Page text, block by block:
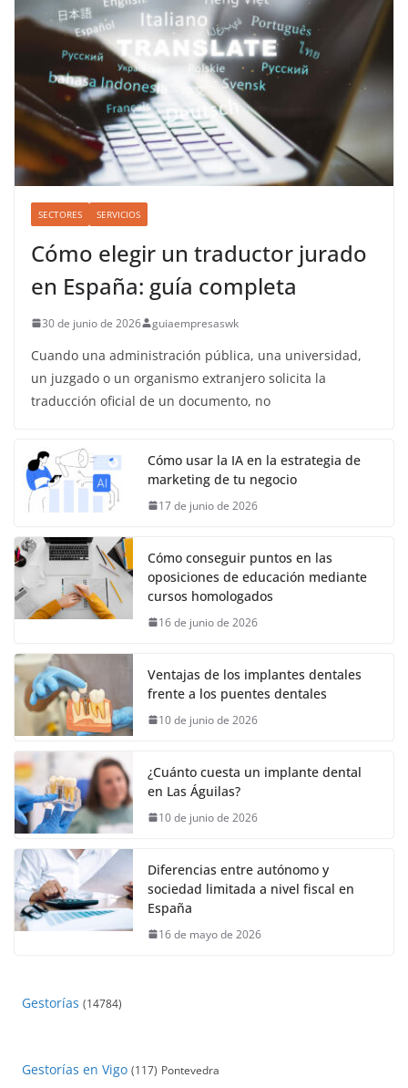
SECTORES SERVICIOS
Cómo elegir un traductor jurado
en España: guía completa
30 de junio de 2026 guiaempresaswk
Cuando una administración pública, una universidad,
un juzgado o un organismo extranjero solicita la
traducción oficial de un documento, no
Cómo usar la IA en la estrategia de
marketing de tu negocio
17 de junio de 2026
Cómo conseguir puntos en las
oposiciones de educación mediante
cursos homologados
16 de junio de 2026
Ventajas de los implantes dentales
frente a los puentes dentales
10 de junio de 2026
¿Cuánto cuesta un implante dental
en Las Águilas?
10 de junio de 2026
Diferencias entre autónomo y
sociedad limitada a nivel fiscal en
España
16 de mayo de 2026
Gestorías (14784)
Gestorías en Vigo (117) Pontevedra